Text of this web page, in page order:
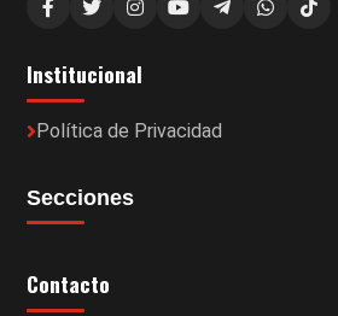
Institucional
Política de Privacidad
Secciones
Contacto